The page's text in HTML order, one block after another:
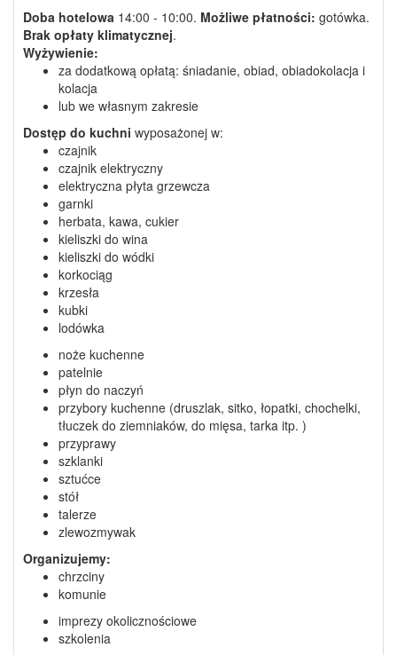
Doba hotelowa 14:00 - 10:00. Możliwe płatności: gotówka.
Brak opłaty klimatycznej.
Wyżywienie:
za dodatkową opłatą: śniadanie, obiad, obiadokolacja i
kolacja
lub we własnym zakresie
Dostęp do kuchni wyposażonej w:
czajnik
czajnik elektryczny
elektryczna płyta grzewcza
garnki
herbata, kawa, cukier
kieliszki do wina
kieliszki do wódki
korkociąg
krzesła
kubki
lodówka
noże kuchenne
patelnie
płyn do naczyń
przybory kuchenne (druszlak, sitko, łopatki, chochelki,
tłuczek do ziemniaków, do mięsa, tarka itp. )
przyprawy
szklanki
sztućce
stół
talerze
zlewozmywak
Organizujemy:
chrzciny
komunie
imprezy okolicznościowe
szkolenia